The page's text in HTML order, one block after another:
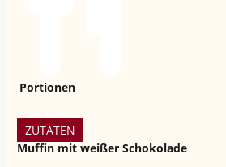
Portionen
ZUTATEN
Muffin mit weißer Schokolade